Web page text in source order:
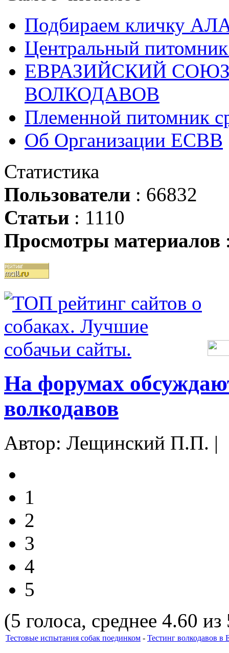
Подбираем кличку
Центральный
ЕВРАЗИЙСКИЙ
ВОЛКОДАВОВ
Племенной питомник
Об Организации ЕСВВ
Статистика
Пользователи : 66832
Статьи : 1110
Просмотры материалов
На форумах
волкодавов
Автор: Лещинский П.П. |
1
2
3
4
5
(5 голоса, среднее 4.60 из
Тестовые испытания собак поединком - Тестинг волкодавов в